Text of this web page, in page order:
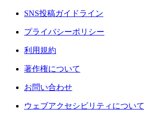
SNS投稿ガイドライン
プライバシーポリシー
利用規約
著作権について
お問い合わせ
ウェブアクセシビリティについて